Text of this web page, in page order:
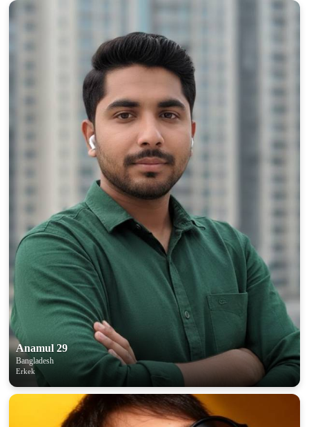
Anamul 29
Bangladesh
Erkek